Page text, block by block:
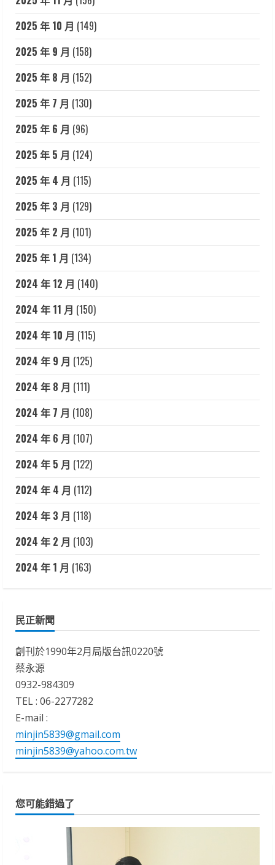
2025 年 10 月 (149)
2025 年 9 月 (158)
2025 年 8 月 (152)
2025 年 7 月 (130)
2025 年 6 月 (96)
2025 年 5 月 (124)
2025 年 4 月 (115)
2025 年 3 月 (129)
2025 年 2 月 (101)
2025 年 1 月 (134)
2024 年 12 月 (140)
2024 年 11 月 (150)
2024 年 10 月 (115)
2024 年 9 月 (125)
2024 年 8 月 (111)
2024 年 7 月 (108)
2024 年 6 月 (107)
2024 年 5 月 (122)
2024 年 4 月 (112)
2024 年 3 月 (118)
2024 年 2 月 (103)
2024 年 1 月 (163)
民正新聞
創刊於1990年2月局版台訊0220號
蔡永源
0932-984309
TEL : 06-2277282
E-mail :
minjin5839@gmail.com
minjin5839@yahoo.com.tw
您可能錯過了